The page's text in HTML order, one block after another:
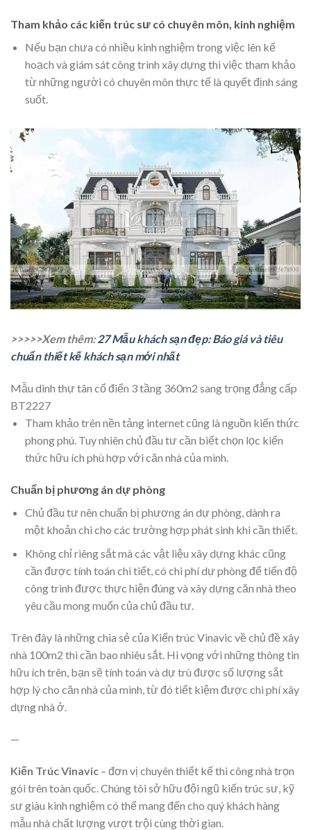
Tham khảo các kiến trúc sư có chuyên môn, kinh nghiệm
Nếu bạn chưa có nhiều kinh nghiệm trong việc lên kế
hoạch và giám sát công trình xây dựng thì việc tham khảo
từ những người có chuyên môn thực tế là quyết định sáng
suốt.
>>>>>Xem thêm:27 Mẫu khách sạn đẹp: Báo giá và tiêu
chuẩn thiết kế khách sạn mới nhất
Mẫu dinh thự tân cổ điển 3 tầng 360m2 sang trọng đẳng cấp
BT2227
Tham khảo trên nền tảng internet cũng là nguồn kiến thức
phong phú. Tuy nhiên chủ đầu tư cần biết chọn lọc kiến
thức hữu ích phù hợp với căn nhà của mình.
Chuẩn bị phương án dự phòng
Chủ đầu tư nên chuẩn bị phương án dự phòng, dành ra
một khoản chi cho các trường hợp phát sinh khi cần thiết.
Không chỉ riêng sắt mà các vật liệu xây dựng khác cũng
cần được tính toán chi tiết, có chi phí dự phòng để tiến độ
công trình được thực hiện đúng và xây dựng căn nhà theo
yêu cầu mong muốn của chủ đầu tư.
Trên đây là những chia sẻ của Kiến trúc Vinavic về chủ đề xây
nhà 100m2 thì cần bao nhiêu sắt. Hi vọng với những thông tin
hữu ích trên, bạn sẽ tính toán và dự trù được số lượng sắt
hợp lý cho căn nhà của mình, từ đó tiết kiệm được chi phí xây
dựng nhà ở.
—
Kiến Trúc Vinavic – đơn vị chuyên thiết kế thi công nhà trọn
gói trên toàn quốc. Chúng tôi sở hữu đội ngũ kiến trúc sư, kỹ
sư giàu kinh nghiệm có thể mang đến cho quý khách hàng
mẫu nhà chất lượng vượt trội cùng thời gian.